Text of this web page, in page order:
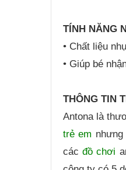
TÍNH NĂNG
• Chất liệu
• Giúp bé
THÔNG TIN
Antona là
trẻ em
cácđồ chơi